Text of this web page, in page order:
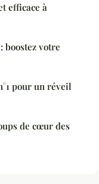
efficace à
votre
pour un réveil
de cœur des